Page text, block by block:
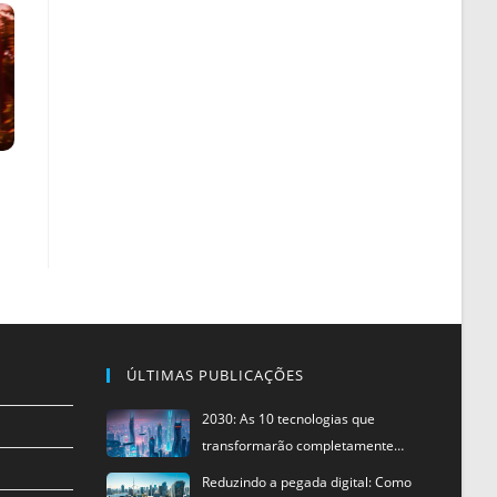
ÚLTIMAS PUBLICAÇÕES
2030: As 10 tecnologias que
transformarão completamente…
Reduzindo a pegada digital: Como